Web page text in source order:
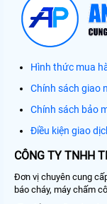
Hình thức mua
Chính sách giao
Chính sách bảo
Điều kiện giao
CÔNG TY TNHH
Đơn vị chuyên cung
báo cháy, máy chấm